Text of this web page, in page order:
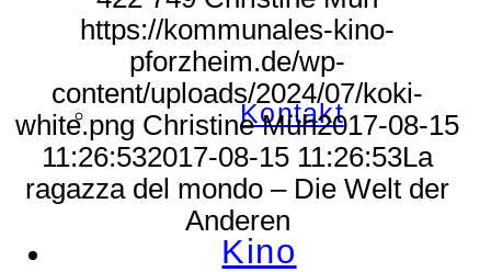
Kontakt
Kino
https://kommunales-kino-
pforzheim.de/wp-
content/uploads/2024/07/koki-
white.png Christine Müh2017-08-15
11:26:532017-08-15 11:26:53La
ragazza del mondo – Die Welt der
Anderen